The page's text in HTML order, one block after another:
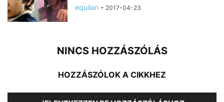
equilan - 2017-04-23
NINCS HOZZÁSZÓLÁS
HOZZÁSZÓLOK A CIKKHEZ